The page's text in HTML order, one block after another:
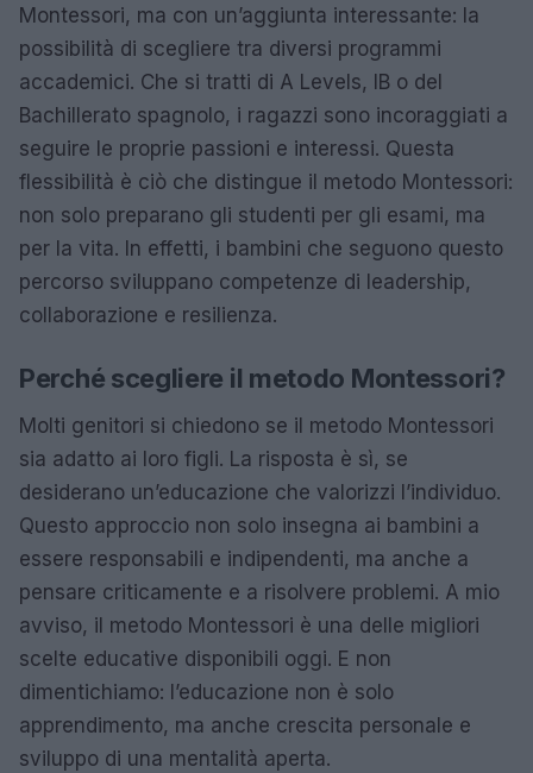
Montessori, ma con un’aggiunta interessante: la
possibilità di scegliere tra diversi programmi
accademici. Che si tratti di A Levels, IB o del
Bachillerato spagnolo, i ragazzi sono incoraggiati a
seguire le proprie passioni e interessi. Questa
flessibilità è ciò che distingue il metodo Montessori:
non solo preparano gli studenti per gli esami, ma
per la vita. In effetti, i bambini che seguono questo
percorso sviluppano competenze di leadership,
collaborazione e resilienza.
Perché scegliere il metodo Montessori?
Molti genitori si chiedono se il metodo Montessori
sia adatto ai loro figli. La risposta è sì, se
desiderano un’educazione che valorizzi l’individuo.
Questo approccio non solo insegna ai bambini a
essere responsabili e indipendenti, ma anche a
pensare criticamente e a risolvere problemi. A mio
avviso, il metodo Montessori è una delle migliori
scelte educative disponibili oggi. E non
dimentichiamo: l’educazione non è solo
apprendimento, ma anche crescita personale e
sviluppo di una mentalità aperta.